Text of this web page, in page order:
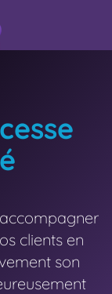
clients en
son